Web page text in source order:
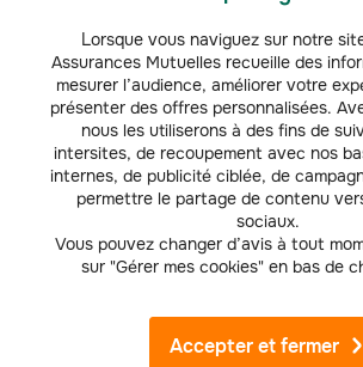
Lorsque vous naviguez sur notre
Assurances Mutuelles recueille des
mesurer l’audience, améliorer votre
présenter des offres personnalisées.
nous les utiliserons à des fins de
intersites, de recoupement avec nos
internes, de publicité ciblée, de
permettre le partage de contenu
sociaux.
Vous pouvez changer d’avis à tout
sur "Gérer mes cookies" en bas de
Accepter et fermer
BANQUE
Crédit moto-scooter
Vous avez trouvé le 2-3 roues de vos rêves ?
Désirio , vous pouvez le financer à crédit à
adapter votre mensualité à votre situation en
durée.